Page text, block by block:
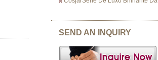
SEND AN INQUIRY